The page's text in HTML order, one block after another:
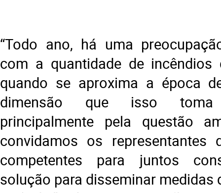
“Todo ano, há uma
com a quantidade de incêndios
quando se aproxima a época
dimensão que isso
principalmente pela questão
convidamos os representantes
competentes para juntos
solução para disseminar medidas